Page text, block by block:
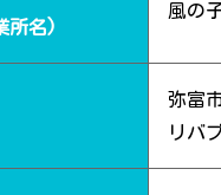
所名)
風の
弥富
リバ